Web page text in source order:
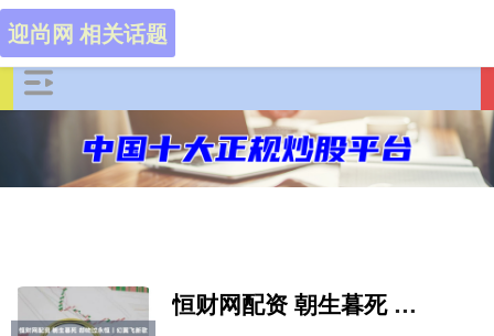
迎尚网 相关话题
恒财网配资 朝生暮死 却吻过永恒丨幻翼飞新歌《蜉蝣赋》重新定义活着的意义